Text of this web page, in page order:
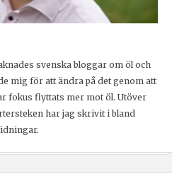
svenska bloggar om öl och
mig för att ändra på det genom att
fokus flyttats mer mot öl. Utöver
har jag skrivit i bland